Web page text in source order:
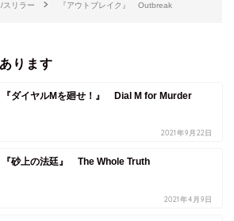
スリラー 『アウトブレイク』 Outbreak
ります
『ダイヤルMを廻せ！』 Dial M for Murder
2021年9月22日
『砂上の法廷』 The Whole Truth
2021年4月9日